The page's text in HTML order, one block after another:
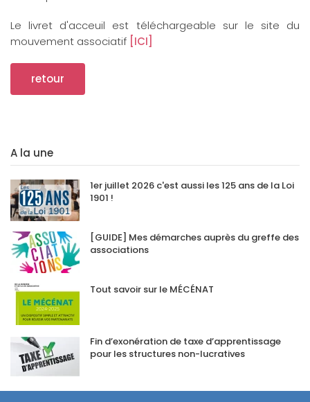
Le livret d'acceuil est téléchargeable sur le site du
mouvement associatif [ICI]
retour
A la une
1er juillet 2026 c'est aussi les 125 ans de la Loi
1901 !
[GUIDE] Mes démarches auprès du greffe des
associations
Tout savoir sur le MÉCÉNAT
Fin d’exonération de taxe d’apprentissage
pour les structures non-lucratives